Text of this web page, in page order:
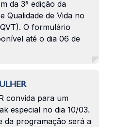
da 3ª edição da
Qualidade de Vida no
O formulário
até o dia 06 de
convida para um
especial no dia 10/03.
da programação será a